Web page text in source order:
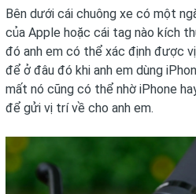
Bên dưới cái chuông xe có một
của Apple hoặc cái tag nào kích
đó anh em có thể xác định được
để ở đâu đó khi anh em dùng
mất nó cũng có thể nhờ iPhone
để gửi vị trí về cho anh em.